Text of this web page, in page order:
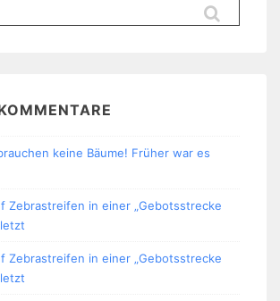
keine Bäume! Früher war es
Zebrastreifen in einer „Gebotsstrecke
Zebrastreifen in einer „Gebotsstrecke